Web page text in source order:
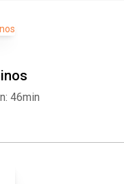
46min